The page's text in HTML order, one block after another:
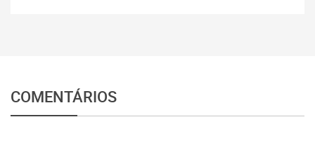
COMENTÁRIOS